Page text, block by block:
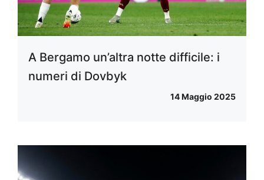
A Bergamo un’altra notte difficile: i
numeri di Dovbyk
14 Maggio 2025